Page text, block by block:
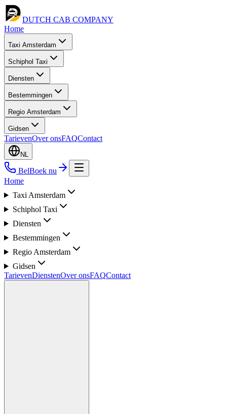
DUTCH CAB COMPANY
Home
Taxi Amsterdam
Schiphol Taxi
Diensten
Bestemmingen
Regio Amsterdam
Gidsen
TarievenOver onsFAQContact
NL
BelBoek nu
Home
Taxi Amsterdam
Schiphol Taxi
Diensten
Bestemmingen
Regio Amsterdam
Gidsen
TarievenDienstenOver onsFAQContact